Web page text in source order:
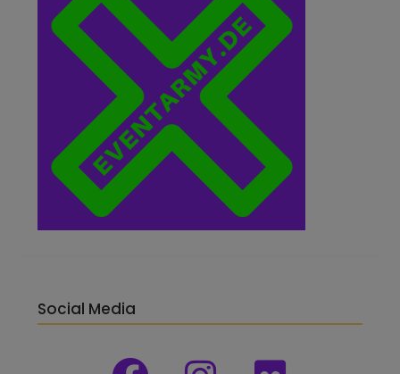
Social Media